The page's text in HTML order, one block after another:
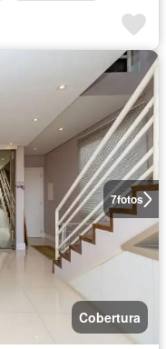
7fotos
Cobertura